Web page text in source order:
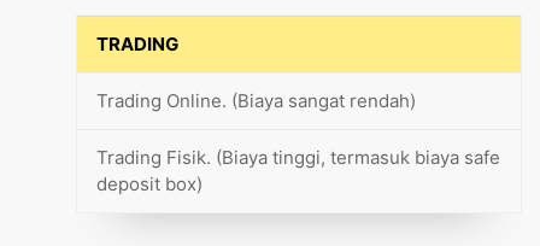
TRADING
Trading Online. (Biaya sangat rendah)
Trading Fisik. (Biaya tinggi, termasuk biaya safe
deposit box)